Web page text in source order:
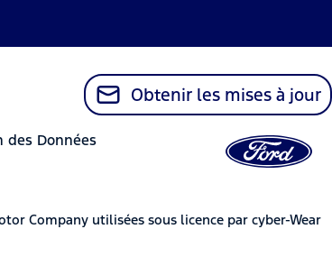
Obtenir les mises à jour
des Données
Company utilisées sous licence par cyber-Wear